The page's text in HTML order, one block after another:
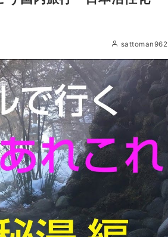
sattoman962